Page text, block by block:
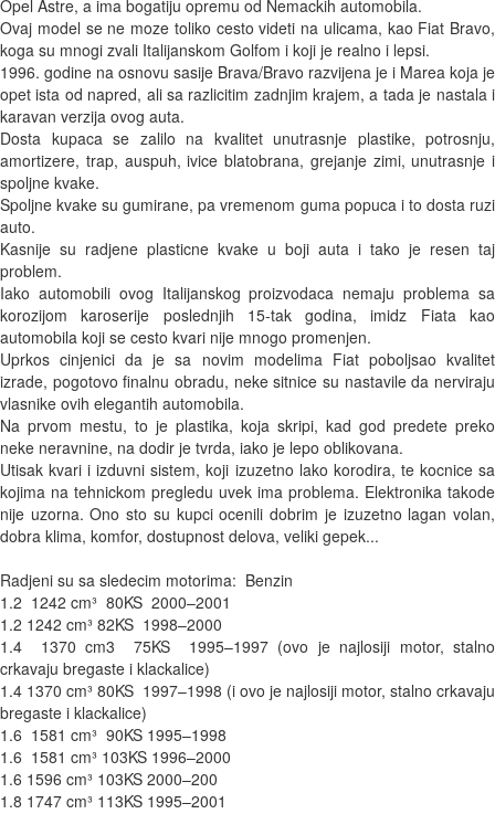
Opel Astre, a ima bogatiju opremu od Nemackih automobila.
Ovaj model se ne moze toliko cesto videti na ulicama, kao Fiat Bravo,
koga su mnogi zvali Italijanskom Golfom i koji je realno i lepsi.
1996. godine na osnovu sasije Brava/Bravo razvijena je i Marea koja je
opet ista od napred, ali sa razlicitim zadnjim krajem, a tada je nastala i
karavan verzija ovog auta.
Dosta kupaca se zalilo na kvalitet unutrasnje plastike, potrosnju,
amortizere, trap, auspuh, ivice blatobrana, grejanje zimi, unutrasnje i
spoljne kvake.
Spoljne kvake su gumirane, pa vremenom guma popuca i to dosta ruzi
auto.
Kasnije su radjene plasticne kvake u boji auta i tako je resen taj
problem.
Iako automobili ovog Italijanskog proizvodaca nemaju problema sa
korozijom karoserije poslednjih 15-tak godina, imidz Fiata kao
automobila koji se cesto kvari nije mnogo promenjen.
Uprkos cinjenici da je sa novim modelima Fiat poboljsao kvalitet
izrade, pogotovo finalnu obradu, neke sitnice su nastavile da nerviraju
vlasnike ovih elegantih automobila.
Na prvom mestu, to je plastika, koja skripi, kad god predete preko
neke neravnine, na dodir je tvrda, iako je lepo oblikovana.
Utisak kvari i izduvni sistem, koji izuzetno lako korodira, te kocnice sa
kojima na tehnickom pregledu uvek ima problema. Elektronika takode
nije uzorna. Ono sto su kupci ocenili dobrim je izuzetno lagan volan,
dobra klima, komfor, dostupnost delova, veliki gepek...
Radjeni su sa sledecim motorima:  Benzin
1.2  1242 cm³  80KS  2000–2001
1.2 1242 cm³ 82KS  1998–2000
1.4  1370 cm3  75KS  1995–1997 (ovo je najlosiji motor, stalno
crkavaju bregaste i klackalice)
1.4 1370 cm³ 80KS  1997–1998 (i ovo je najlosiji motor, stalno crkavaju
bregaste i klackalice)
1.6  1581 cm³  90KS 1995–1998
1.6  1581 cm³ 103KS 1996–2000
1.6 1596 cm³ 103KS 2000–200
1.8 1747 cm³ 113KS 1995–2001